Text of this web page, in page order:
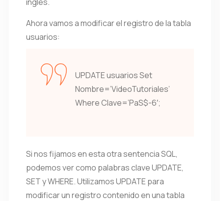
Ahora vamos a modificar el registro de la tabla
usuarios:
UPDATE usuarios Set
Nombre=’VideoTutoriales’
Where Clave=’PaS$-6′;
Si nos fijamos en esta otra sentencia SQL,
podemos ver como palabras clave UPDATE,
SET y WHERE. Utilizamos UPDATE para
modificar un registro contenido en una tabla